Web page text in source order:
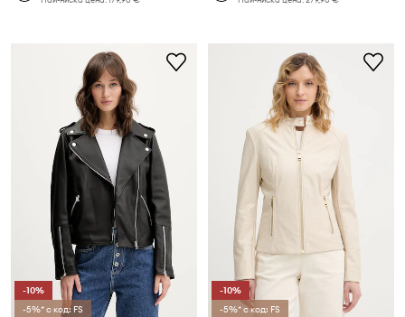
-10%
-5%* с код: FS
-10%
-5%* с код: FS